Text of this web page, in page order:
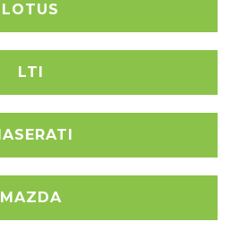
LOTUS
LTI
MAZDA